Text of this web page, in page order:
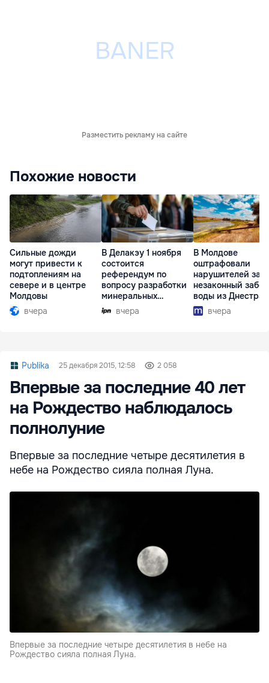
Разместить рекламу на сайте
Похожие новости
Сильные дожди
могут привести к
подтоплениям на
севере и в центре
Молдовы
вчера
В Делакэу 1 ноября
состоится
референдум по
вопросу разработки
минеральных
ресурсов
вчера
В Молдове
оштрафовали
нарушителей за
незаконный забор
воды из Днестра
вчера
Publika 25 декабря 2015, 12:58 2 058
Впервые за последние 40 лет
на Рождество наблюдалось
полнолуние
Впервые за последние четыре десятилетия в
небе на Рождество сияла полная Луна.
Впервые за последние четыре десятилетия в небе на
Рождество сияла полная Луна.